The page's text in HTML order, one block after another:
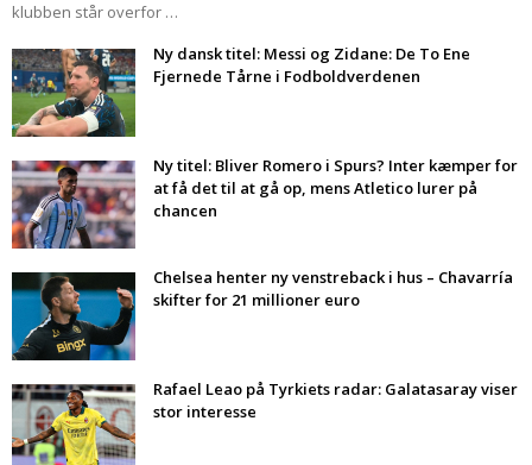
klubben står overfor …
Ny dansk titel: Messi og Zidane: De To Ene
Fjernede Tårne i Fodboldverdenen
Ny titel: Bliver Romero i Spurs? Inter kæmper for
at få det til at gå op, mens Atletico lurer på
chancen
Chelsea henter ny venstreback i hus – Chavarría
skifter for 21 millioner euro
Rafael Leao på Tyrkiets radar: Galatasaray viser
stor interesse